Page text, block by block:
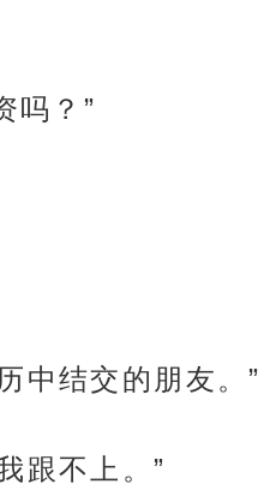
吗？”
中结交的朋友。”
跟不上。”